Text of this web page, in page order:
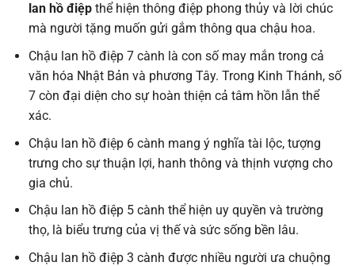
lan hồ điệpthể hiện thông điệp phong thủy và lời chúc
mà người tặng muốn gửi gắm thông qua chậu hoa.
Chậu lan hồ điệp 7 cành là con số may mắn trong cả
văn hóa Nhật Bản và phương Tây. Trong Kinh Thánh, số
7 còn đại diện cho sự hoàn thiện cả tâm hồn lẫn thể
xác.
Chậu lan hồ điệp 6 cành mang ý nghĩa tài lộc, tượng
trưng cho sự thuận lợi, hanh thông và thịnh vượng cho
gia chủ.
Chậu lan hồ điệp 5 cành thể hiện uy quyền và trường
thọ, là biểu trưng của vị thế và sức sống bền lâu.
Chậu lan hồ điệp 3 cành được nhiều người ưa chuộng